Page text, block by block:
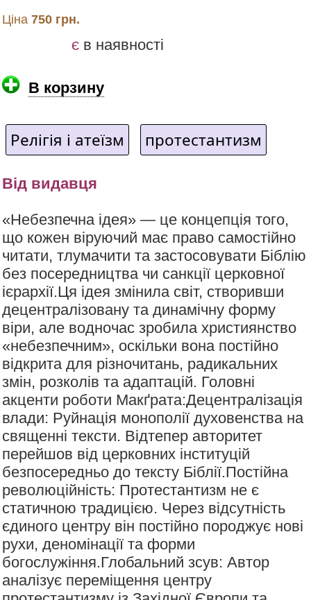
Ціна 750 грн.
є в наявності
В корзину
Релігія і атеїзм протестантизм
Від видавця
«Небезпечна ідея» — це концепція того,
що кожен віруючий має право самостійно
читати, тлумачити та застосовувати Біблію
без посередництва чи санкції церковної
ієрархії.Ця ідея змінила світ, створивши
децентралізовану та динамічну форму
віри, але водночас зробила християнство
«небезпечним», оскільки вона постійно
відкрита для різночитань, радикальних
змін, розколів та адаптацій. Головні
акценти роботи Макґрата:Децентралізація
влади: Руйнація монополії духовенства на
священні тексти. Відтепер авторитет
перейшов від церковних інституцій
безпосередньо до тексту Біблії.Постійна
революційність: Протестантизм не є
статичною традицією. Через відсутність
єдиного центру він постійно породжує нові
рухи, деномінації та форми
богослужіння.Глобальний зсув: Автор
аналізує переміщення центру